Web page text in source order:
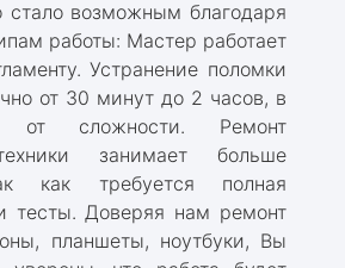
стало возможным благодаря
работы: Мастер работает
Устранение поломки
от 30 минут до 2 часов, в
от сложности. Ремонт
занимает больше
как требуется полная
тесты. Доверяя нам ремонт
планшеты, ноутбуки, Вы